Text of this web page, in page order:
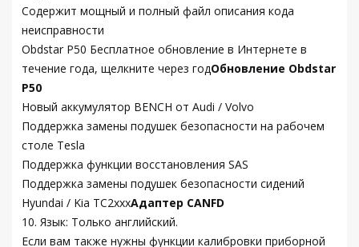
Содержит мощный и полный файл описания кода
неисправности
Obdstar P50 Бесплатное обновление в Интернете в
течение года, щелкните через годОбновление Obdstar
P50
Новый аккумулятор BENCH от Audi / Volvo
Поддержка замены подушек безопасности на рабочем
столе Tesla
Поддержка функции восстановления SAS
Поддержка замены подушек безопасности сидений
Hyundai / Kia TC2xxxАдаптер CANFD
10. Язык: Только английский.
Если вам также нужны функции калибровки приборной